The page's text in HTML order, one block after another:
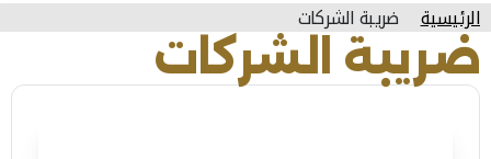
الرئيسية ضريبة الشركات
ضريبة الشركات